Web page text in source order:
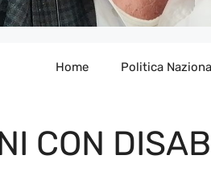
Home Politica
CON